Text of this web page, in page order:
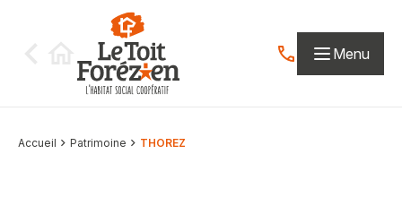
Contactez-nous
Menu
Accueil Patrimoine THOREZ